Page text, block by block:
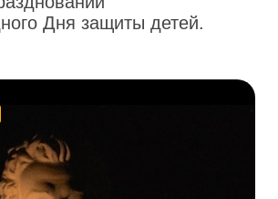
Дня защиты детей.